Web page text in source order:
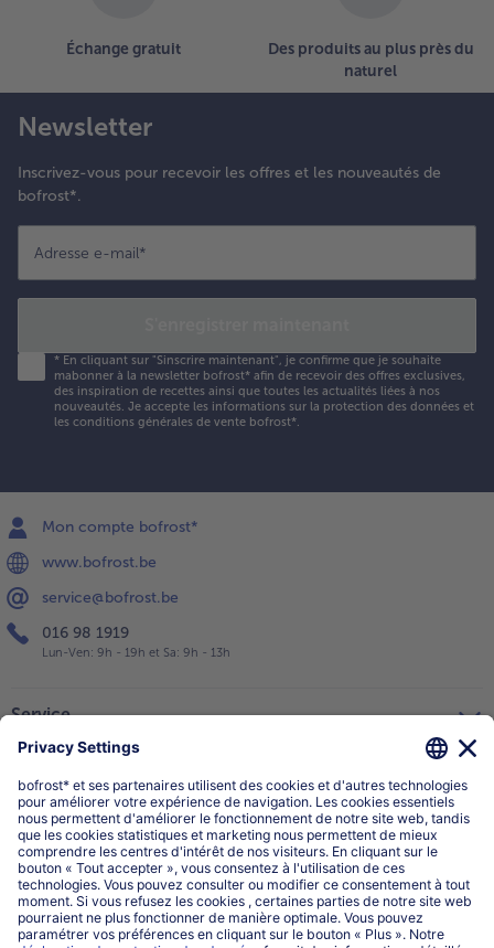
Échange gratuit
Des produits au plus près du
naturel
Newsletter
Inscrivez-vous pour recevoir les offres et les nouveautés de
bofrost*.
Adresse e-mail*
* En cliquant sur "Sinscrire maintenant", je confirme que je souhaite
mabonner à la newsletter bofrost* afin de recevoir des offres exclusives,
des inspiration de recettes ainsi que toutes les actualités liées à nos
nouveautés. Je accepte les informations sur la protection des données et
les conditions générales de vente bofrost*
Mon compte bofrost*
www.bofrost.be
service@bofrost.be
016 98 1919
Lun-Ven: 9h - 19h et Sa: 9h - 13h
Service
Catégories